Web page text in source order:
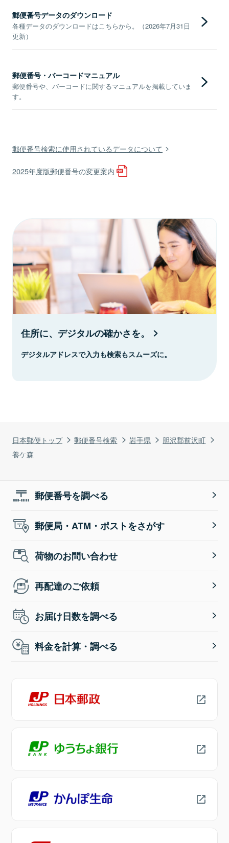
日本郵便トップ 郵便番号検索 岩手県
胆沢郡前沢町
養ケ森
郵便番号データのダウンロード
各種データのダウンロードはこちらから。（2026年7月31日
更新）
郵便番号・バーコードマニュアル
郵便番号や、バーコードに関するマニュアルを掲載していま
す。
郵便番号検索に使用されているデータについて
2025年度版郵便番号の変更案内
住所に、デジタルの確かさを。
デジタルアドレスで入力も検索もスムーズに。
郵便番号を調べる
郵便局・ATM・ポストをさがす
荷物のお問い合わせ
再配達のご依頼
お届け日数を調べる
料金を計算・調べる